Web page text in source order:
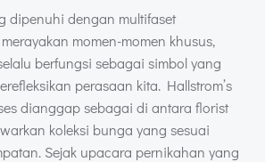
dipenuhi dengan multifaset
momen-momen khusus,
berfungsi sebagai simbol yang
perasaan kita. Hallstrom’s
dianggap sebagai di antara florist
koleksi bunga yang sesuai
Sejak upacara pernikahan yang